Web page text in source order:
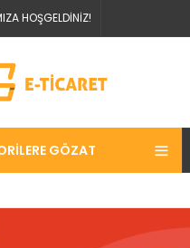
HOŞGELDİNİZ!
GÖZAT